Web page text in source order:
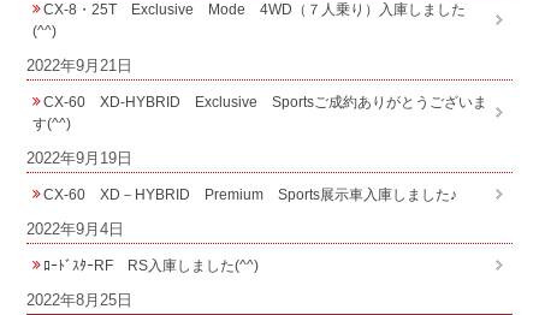
CX-8・25T Exclusive Mode 4WD（７人乗り）入庫しました
(^^)
2022年9月21日
CX-60 XD-HYBRID Exclusive Sportsご成約ありがとうございま
す(^^)
2022年9月19日
CX-60 XD－HYBRID Premium Sports展示車入庫しました♪
2022年9月4日
ﾛｰﾄﾞｽﾀｰRF RS入庫しました(^^)
2022年8月25日